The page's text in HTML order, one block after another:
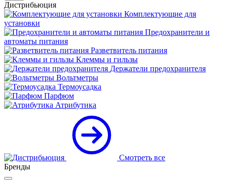
Дистрибьюция
Комплектующие для
установки
Предохранители и
автоматы питания
Разветвитель питания
Клеммы и гильзы
Держатели предохранителя
Вольтметры
Термоусадка
Парфюм
Атрибутика
Смотреть все
Бренды